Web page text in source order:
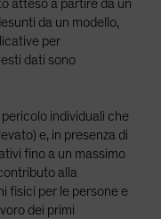
atteso a partire da un
da un modello,
per
dati sono
pericolo individuali che
e, in presenza di
fino a un massimo
alla
fisici per le persone e
dei primi